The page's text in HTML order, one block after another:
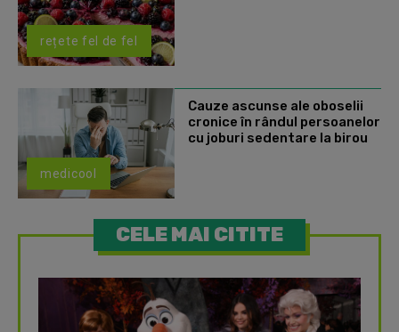
rețete fel de fel
medicool
Cauze ascunse ale oboselii
cronice în rândul persoanelor
cu joburi sedentare la birou
CELE MAI CITITE